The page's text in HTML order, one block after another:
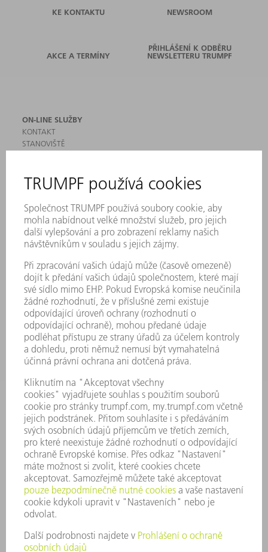
KE KONTAKTU NEWSROOM
AKCE A TERMÍNY
PŘIHLÁŠENÍ K ODBĚRU
NEWSLETTERU TRUMPF
ON-LINE SLUŽBY
KONTAKT
STANOVIŠTĚ
MYTRUMPF
BEZPEČNOSTNÍ LISTY
PRODUKTY
STROJE & SYSTÉMY
LASER
VÝKONOVÁ ELEKTRONIKA
SMART FACTORY
SOFTWARE
SERVIS
POUŽITÍ
ODVĚTVÍ
SPOLEČNOST
KARIÉRA
PRACOVNÍ NABÍDKY
PROFIL PODNIKU
VÝROČNÍ ZPRÁVA
ZÁSADY SPOLEČNOSTI
SHODA
SYSTÉM UPOZORŇOVAČŮ
SECURITY
TISKOVÉ ZPRÁVY
MAGAZÍN
UDRŽITELNOST
ŽIVOTNÍ PROSTŘEDÍ & KLIMA
SOCIÁLNÍ TÉMA & SPOLEČNOST
VEDENÍ FIRMY